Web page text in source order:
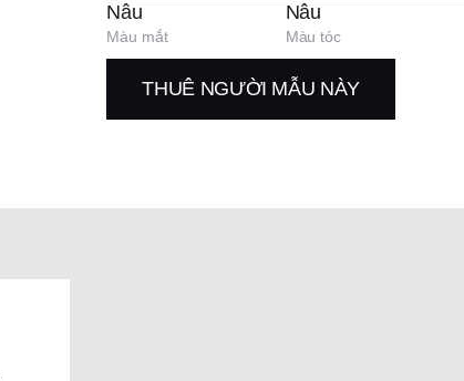
Nâu
Màu mắt
Nâu
Màu tóc
THUÊ NGƯỜI MẪU NÀY